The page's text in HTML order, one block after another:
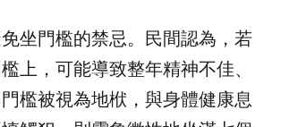
坐門檻的禁忌。民間認為，若
上，可能導致整年精神不佳、
檻被視為地栿，與身體健康息